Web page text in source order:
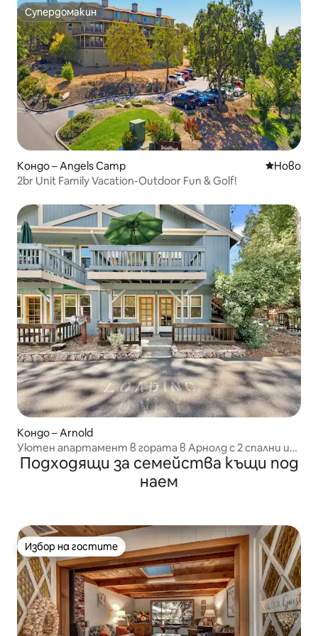
Супердомакин
Супердомакин
Кондо – Angels Camp Ново
Ново
2br Unit Family Vacation-Outdoor Fun & Golf!
Кондо – Arnold
Уютен апартамент в гората в Арнолд с 2 спални и
вътрешен двор
Подходящи за семейства къщи под
наем
Избор на гостите
Избор на гостите